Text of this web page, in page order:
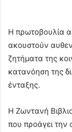
Η πρωτοβουλία
ακουστούν
ζητήματα της
κατανόηση της
ένταξης.
Η Ζωντανή
που προάγει την